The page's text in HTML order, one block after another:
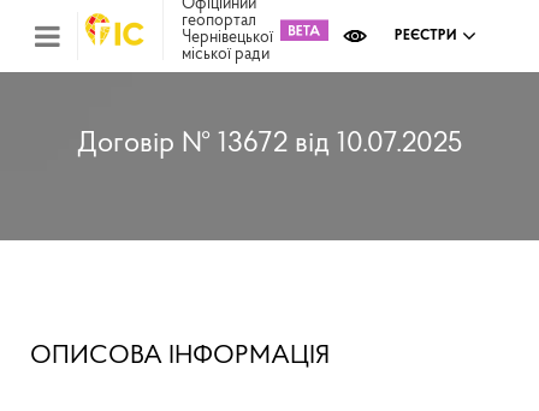
Офіційний
геопортал
Чернівецької
міської ради
РЕЄСТРИ
Договір № 13672 від 10.07.2025
ОПИСОВА ІНФОРМАЦІЯ